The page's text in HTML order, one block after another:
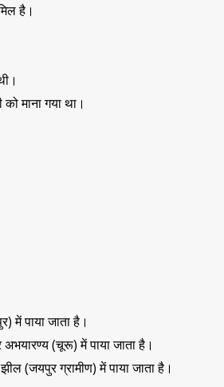
है।
माना गया था।
में पाया जाता है।
अभयारण्य (चूरू) में पाया जाता है।
(जयपुर ग्रामीण) में पाया जाता है।